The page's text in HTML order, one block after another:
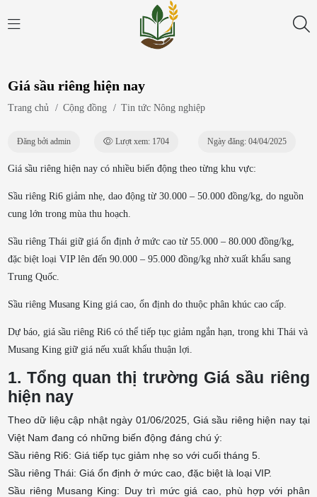
Giá sầu riêng hiện nay
Trang chủ / Cộng đồng / Tin tức Nông nghiệp
Đăng bởi admin Lượt xem: 1704 Ngày đăng: 04/04/2025
Giá sầu riêng hiện nay có nhiều biến động theo từng khu vực:
Sầu riêng Ri6 giảm nhẹ, dao động từ 30.000 – 50.000 đồng/kg, do nguồn
cung lớn trong mùa thu hoạch.
Sầu riêng Thái giữ giá ổn định ở mức cao từ 55.000 – 80.000 đồng/kg,
đặc biệt loại VIP lên đến 90.000 – 95.000 đồng/kg nhờ xuất khẩu sang
Trung Quốc.
Sầu riêng Musang King giá cao, ổn định do thuộc phân khúc cao cấp.
Dự báo, giá sầu riêng Ri6 có thể tiếp tục giảm ngắn hạn, trong khi Thái và
Musang King giữ giá nếu xuất khẩu thuận lợi.
1. Tổng quan thị trường Giá sầu riêng
hiện nay
Theo dữ liệu cập nhật ngày 01/06/2025, Giá sầu riêng hiện nay tại
Việt Nam đang có những biến động đáng chú ý:
Sầu riêng Ri6: Giá tiếp tục giảm nhẹ so với cuối tháng 5.
Sầu riêng Thái: Giá ổn định ở mức cao, đặc biệt là loại VIP.
Sầu riêng Musang King: Duy trì mức giá cao, phù hợp với phân